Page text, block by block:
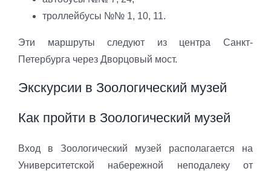
троллейбусы №№ 1, 10, 11.
Эти маршруты следуют из центра Санкт-
Петербурга через Дворцовый мост.
Экскурсии в Зоологический музей
Как пройти в Зоологический музей
Вход в Зоологический музей располагается на
Университетской набережной неподалеку от